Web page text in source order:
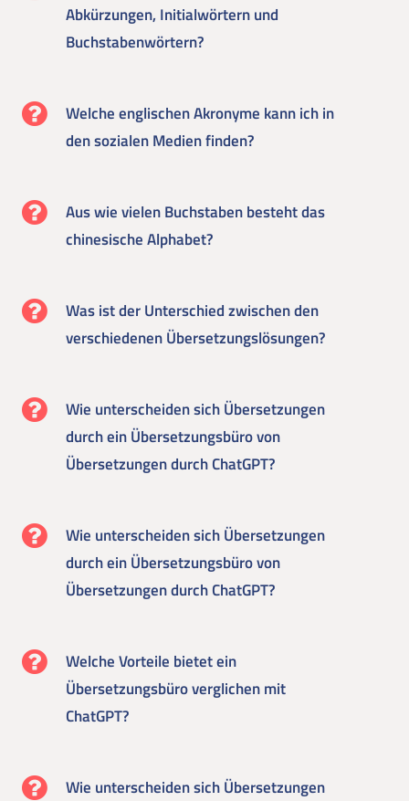
Abkürzungen, Initialwörtern und
Buchstabenwörtern?
Welche englischen Akronyme kann ich in
den sozialen Medien finden?
Aus wie vielen Buchstaben besteht das
chinesische Alphabet?
Was ist der Unterschied zwischen den
verschiedenen Übersetzungslösungen?
Wie unterscheiden sich Übersetzungen
durch ein Übersetzungsbüro von
Übersetzungen durch ChatGPT?
Wie unterscheiden sich Übersetzungen
durch ein Übersetzungsbüro von
Übersetzungen durch ChatGPT?
Welche Vorteile bietet ein
Übersetzungsbüro verglichen mit
ChatGPT?
Wie unterscheiden sich Übersetzungen